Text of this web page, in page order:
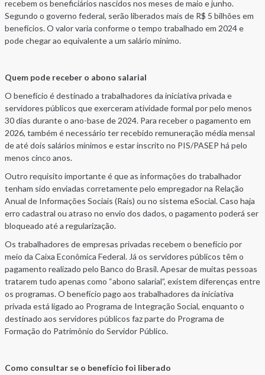
recebem os beneficiários nascidos nos meses de maio e junho.
Segundo o governo federal, serão liberados mais de R$ 5 bilhões em
benefícios. O valor varia conforme o tempo trabalhado em 2024 e
pode chegar ao equivalente a um salário mínimo.
Quem pode receber o abono salarial
O benefício é destinado a trabalhadores da iniciativa privada e
servidores públicos que exerceram atividade formal por pelo menos
30 dias durante o ano-base de 2024. Para receber o pagamento em
2026, também é necessário ter recebido remuneração média mensal
de até dois salários mínimos e estar inscrito no PIS/PASEP há pelo
menos cinco anos.
Outro requisito importante é que as informações do trabalhador
tenham sido enviadas corretamente pelo empregador na Relação
Anual de Informações Sociais (Rais) ou no sistema eSocial. Caso haja
erro cadastral ou atraso no envio dos dados, o pagamento poderá ser
bloqueado até a regularização.
Os trabalhadores de empresas privadas recebem o benefício por
meio da Caixa Econômica Federal. Já os servidores públicos têm o
pagamento realizado pelo Banco do Brasil. Apesar de muitas pessoas
tratarem tudo apenas como “abono salarial”, existem diferenças entre
os programas. O benefício pago aos trabalhadores da iniciativa
privada está ligado ao Programa de Integração Social, enquanto o
destinado aos servidores públicos faz parte do Programa de
Formação do Patrimônio do Servidor Público.
Como consultar se o benefício foi liberado